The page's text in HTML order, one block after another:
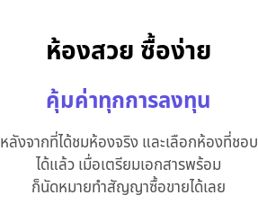
ห้องสวย ซื้อง่าย
คุ้มค่าทุกการลงทุน
หลังจากที่ได้ชมห้องจริง และเลือกห้องที่ชอบ
ได้แล้ว เมื่อเตรียมเอกสารพร้อม
ก็นัดหมายทำสัญญาซื้อขายได้เลย